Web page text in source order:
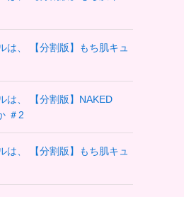
は、 【分割版】もち肌キュ
は、 【分割版】NAKED
＃2
は、 【分割版】もち肌キュ